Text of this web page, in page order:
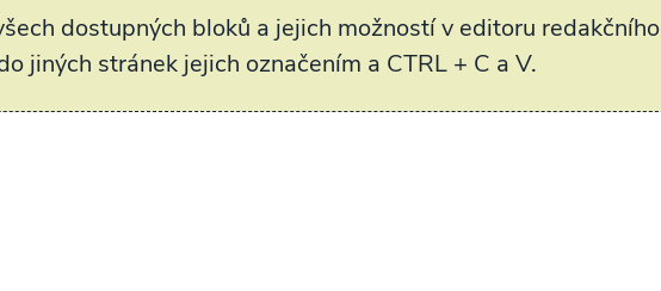
dostupných bloků a jejich možností v editoru redakčního
jiných stránek jejich označením a CTRL + C a V.